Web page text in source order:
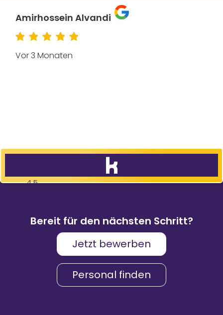
Amirhossein Alvandi
Vor 3 Monaten
4,5
Bewertungen
Weiterempfehlungen
Karriere & Gehalt
4,2
Unternehmenskultur
4,3
Bereit für den nächsten Schritt?
Jetzt bewerben
Personal finden